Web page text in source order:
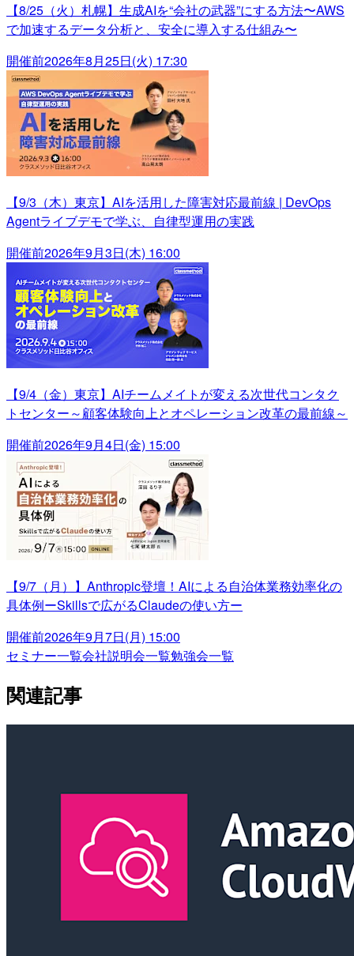
【8/25（火）札幌】生成AIを“会社の武器”にする方法〜AWS
で加速するデータ分析と、安全に導入する仕組み〜
開催前2026年8月25日(火) 17:30
【9/3（木）東京】AIを活用した障害対応最前線 | DevOps
Agentライブデモで学ぶ、自律型運用の実践
開催前2026年9月3日(木) 16:00
【9/4（金）東京】AIチームメイトが変える次世代コンタク
トセンター～顧客体験向上とオペレーション改革の最前線～
開催前2026年9月4日(金) 15:00
【9/7（月）】Anthropic登壇！AIによる自治体業務効率化の
具体例ーSkillsで広がるClaudeの使い方ー
開催前2026年9月7日(月) 15:00
セミナー一覧会社説明会一覧勉強会一覧
関連記事